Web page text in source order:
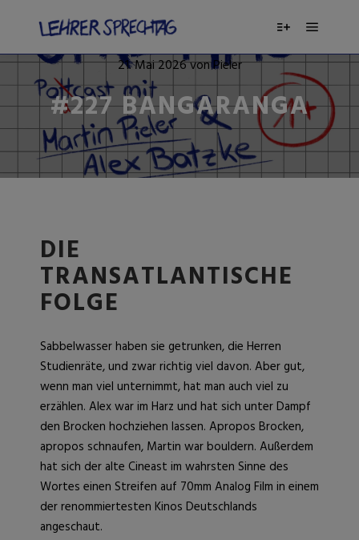
21. Mai 2026vonPieler
#227 BANGARANGA
DIE
TRANSATLANTISCHE
FOLGE
Sabbelwasser haben sie getrunken, die Herren
Studienräte, und zwar richtig viel davon. Aber gut,
wenn man viel unternimmt, hat man auch viel zu
erzählen. Alex war im Harz und hat sich unter Dampf
den Brocken hochziehen lassen. Apropos Brocken,
apropos schnaufen, Martin war bouldern. Außerdem
hat sich der alte Cineast im wahrsten Sinne des
Wortes einen Streifen auf 70mm Analog Film in einem
der renommiertesten Kinos Deutschlands
angeschaut.